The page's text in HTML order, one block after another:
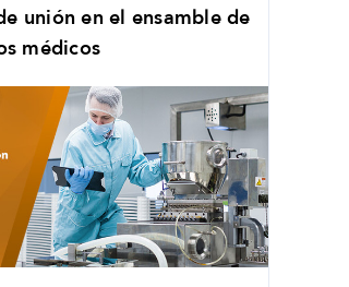
unión en el ensamble de
médicos